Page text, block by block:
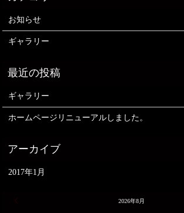
お知らせ
ギャラリー
ギャラリー
ホームページリニューアルしました。
2017年1月
2026年8月